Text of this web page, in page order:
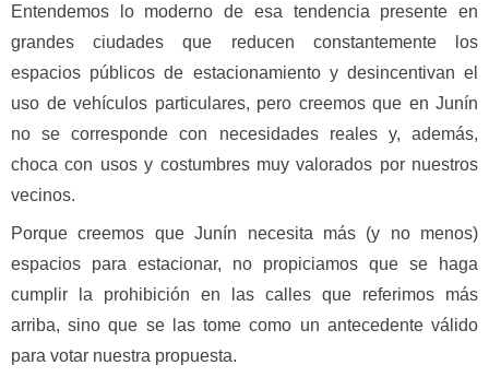
Entendemos lo moderno de esa tendencia presente en
grandes ciudades que reducen constantemente los
espacios públicos de estacionamiento y desincentivan el
uso de vehículos particulares, pero creemos que en Junín
no se corresponde con necesidades reales y, además,
choca con usos y costumbres muy valorados por nuestros
vecinos.
Porque creemos que Junín necesita más (y no menos)
espacios para estacionar, no propiciamos que se haga
cumplir la prohibición en las calles que referimos más
arriba, sino que se las tome como un antecedente válido
para votar nuestra propuesta.